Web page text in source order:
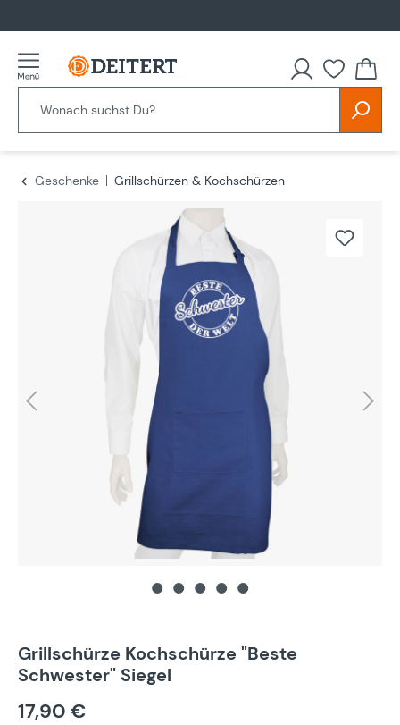
Geschenke
Grillschürzen & Kochschürzen
Grillschürze Kochschürze "Beste
Schwester" Siegel
17,90 €